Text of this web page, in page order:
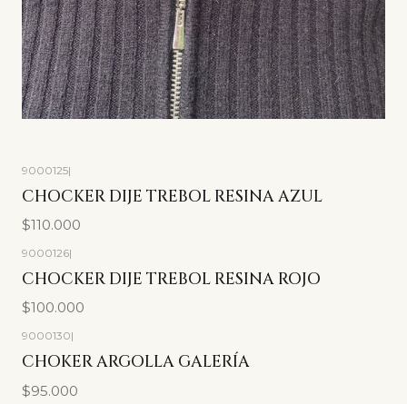
9000125|
CHOCKER DIJE TREBOL RESINA AZUL
$110.000
9000126|
CHOCKER DIJE TREBOL RESINA ROJO
$100.000
9000130|
CHOKER ARGOLLA GALERÍA
$95.000